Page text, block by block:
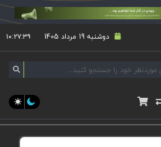
دوشنبه 19 مرداد 1405 ۱۰:۲۷:۳۹